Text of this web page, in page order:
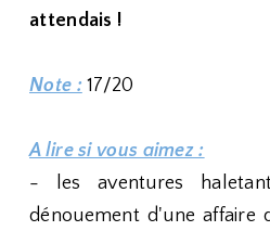
attendais !
Note : 17/20
A lire si vous aimez :
- les aventures
dénouement d'une affaire